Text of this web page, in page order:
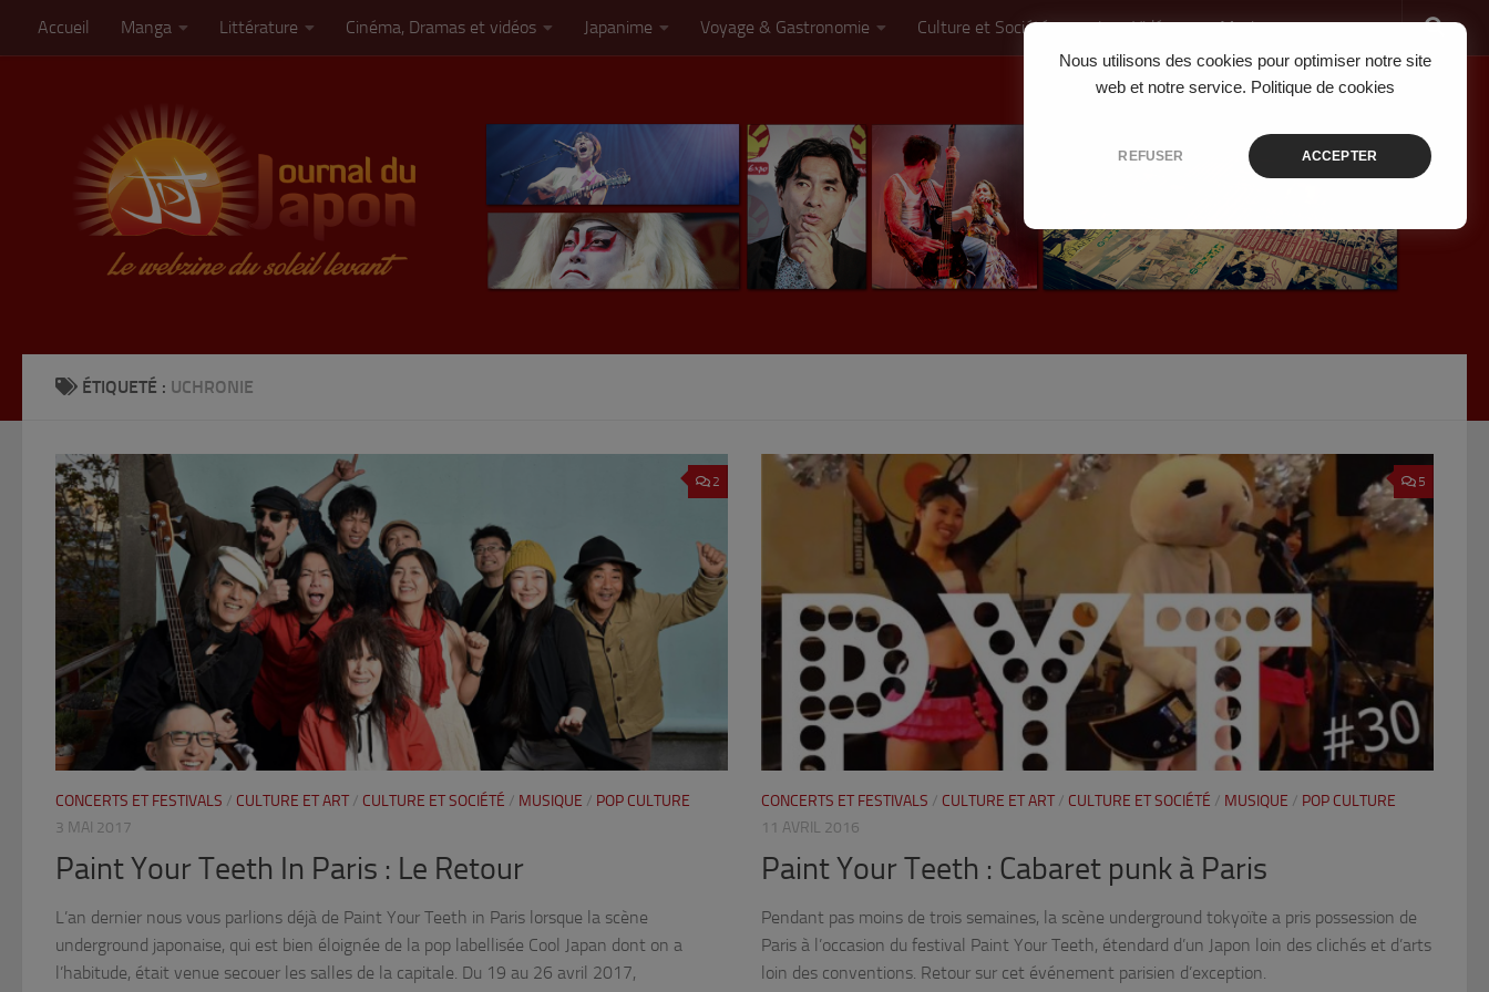
Nous utilisons des cookies pour optimiser notre site
web et notre service. Politique de cookies
REFUSER ACCEPTER
Skip to content
Accueil Manga Littérature Cinéma, Dramas et vidéos Japanime Voyage & Gastronomie Culture et Société Jeux Vidéo Musique
ÉTIQUETÉ : UCHRONIE
2
CONCERTS ET FESTIVALS / CULTURE ET ART / CULTURE ET SOCIÉTÉ / MUSIQUE / POP CULTURE
3 MAI 2017
Paint Your Teeth In Paris : Le Retour
L’an dernier nous vous parlions déjà de Paint Your Teeth in Paris lorsque la scène
underground japonaise, qui est bien éloignée de la pop labellisée Cool Japan dont on a
l’habitude, était venue secouer les salles de la capitale. Du 19 au 26 avril 2017,
5
CONCERTS ET FESTIVALS / CULTURE ET ART / CULTURE ET SOCIÉTÉ / MUSIQUE / POP CULTURE
11 AVRIL 2016
Paint Your Teeth : Cabaret punk à Paris
Pendant pas moins de trois semaines, la scène underground tokyoïte a pris possession de
Paris à l’occasion du festival Paint Your Teeth, étendard d’un Japon loin des clichés et d’arts
loin des conventions. Retour sur cet événement parisien d’exception.